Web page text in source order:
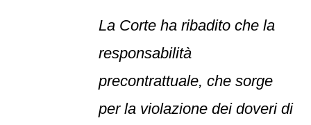
La Corte ha ribadito che la
responsabilità
precontrattuale, che sorge
per la violazione dei doveri di